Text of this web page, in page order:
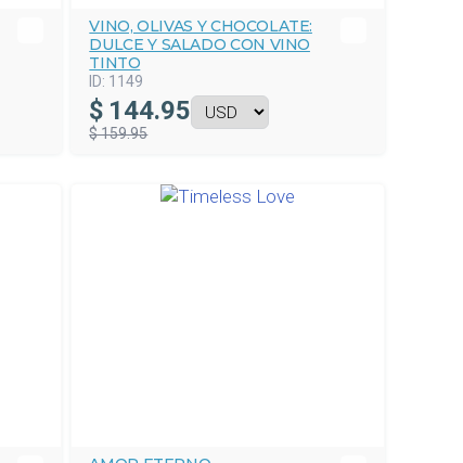
VINO, OLIVAS Y CHOCOLATE:
DULCE Y SALADO CON VINO
TINTO
ID: 1149
$ 144.95
$ 159.95